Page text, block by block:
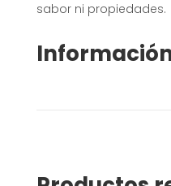
sabor ni propiedades.